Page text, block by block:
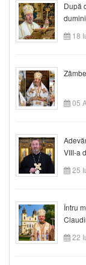
După
18
05
VIII-a
25
Întru
22